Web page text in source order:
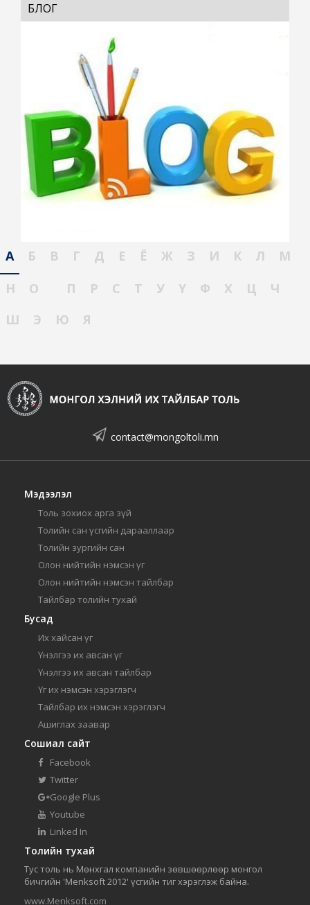
БЛОГ
А Б В Г Д Е Ё Ж З И К Л
М
Н
О П Р С Т У Ү Ф Х Ц
Ч
Ш
Э Ю Я
contact@mongoltoli.mn
Мэдээлэл
Толь зохиох арга зүй
Толийн сан үсгийн дарааллаар
Толийн зургийн сан
Олон нийтийн нэмсэн үг
Олон нийтийн нэмсэн тайлбар
Тайлбар толийн тухай
Бусад
Их хайсан үг
Үнэлгээ их авсан үг
Үнэлгээ их авсан тайлбар
Үг их нэмсэн хэрэглэгч
Тайлбар их нэмсэн хэрэглэгч
Ашиглах заавар
Сошиал сайт
Facebook
Twitter
Google Plus
Youtube
Linked In
Толийн тухай
Тус толь нь Мөнхгал компанийн зөвшөөрлөөр монгол
бичгийн 'Menksoft 2012' үсгийн тиг хэрэглэж байна.
www.Menksoft.com